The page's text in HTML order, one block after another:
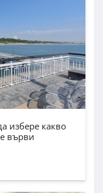
избере какво
върви